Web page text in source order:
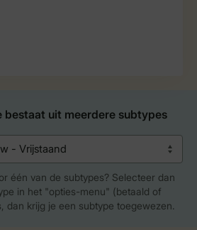
bestaat uit meerdere subtypes
één van de subtypes? Selecteer dan
in het "opties-menu" (betaald of
dan krijg je een subtype toegewezen.